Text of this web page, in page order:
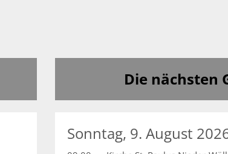
Die nächsten
Sonntag, 9. August